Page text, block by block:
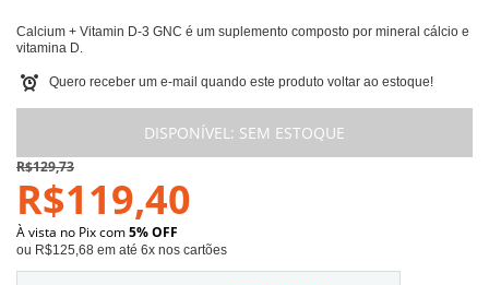
Calcium + Vitamin D-3 GNC é um suplemento composto por mineral cálcio e
vitamina D.
Quero receber um e-mail quando este produto voltar ao estoque!
DISPONÍVEL: SEM ESTOQUE
R$129,73
R$119,40
À vista no Pix com5% OFF
ou R$125,68 em até 6x nos cartões